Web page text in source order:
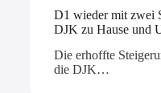
D1 wieder mit zwei
DJK zu Hause und
Die erhoffte
die DJK…